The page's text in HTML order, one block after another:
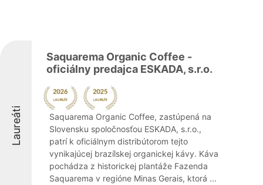
Laureáti
Saquarema Organic Coffee -
oficiálny predajca ESKADA, s.r.o.
Saquarema Organic Coffee, zastúpená na
Slovensku spoločnosťou ESKADA, s.r.o.,
patrí k oficiálnym distribútorom tejto
vynikajúcej brazílskej organickej kávy. Káva
pochádza z historickej plantáže Fazenda
Saquarema v regióne Minas Gerais, ktorá ...